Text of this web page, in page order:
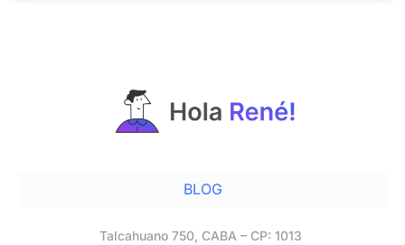
BLOG
Talcahuano 750, CABA – CP: 1013